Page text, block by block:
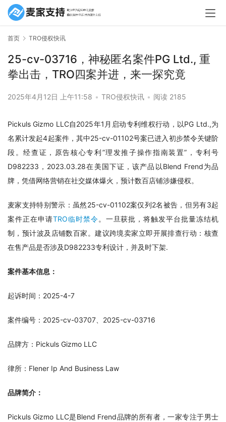
首页 TRO侵权快讯
25-cv-03716，神秘匿名案件PG Ltd., 重
拳出击，TRO四案并进，来一探究竟
2025年4月12日 上午11:58 • TRO侵权快讯 • 阅读 2185
Pickuls Gizmo LLC自2025年1月启动专利维权行动，以PG Ltd.,为
名累计发起4起案件，其中25-cv-01102号案已进入初步禁令关键阶
段。经查证，原告核心专利”理发推子操作指南装置”，专利号
D982233，2023.03.28在美国下证，该产品以Blend Frend为品
牌，凭借网络营销在社交媒体爆火，预计数百店铺涉嫌侵权。
麦家支持特别警示：虽然25-cv-01102案仅列2名被告，但另有3起
案件正在申请TRO临时禁令。一旦获批，将触发平台批量冻结机
制，预计波及店铺数百家。建议跨境卖家立即开展排查行动：核查
在售产品是否涉及D982233专利设计，并及时下架.
案件基本信息：
起诉时间：2025-4-7
案件编号：2025-cv-03707、2025-cv-03716
品牌方：Pickuls Gizmo LLC
律所：Flener Ip And Business Law
品牌简介：
Pickuls Gizmo LLC是Blend Frend品牌的所有者，一家专注于男士